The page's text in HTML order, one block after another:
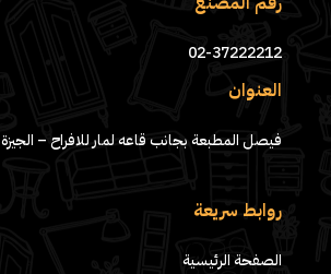
02-37222212
العنوان
فيصل المطبعة بجانب قاعه لمار للافراح – الجيزة
روابط سريعة
الصفحة الرئيسية